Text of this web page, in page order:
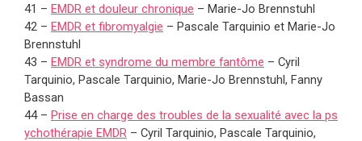
41 – EMDR et douleur chronique – Marie-Jo Brennstuhl
42 – EMDR et fibromyalgie – Pascale Tarquinio et Marie-Jo
Brennstuhl
43 – EMDR et syndrome du membre fantôme – Cyril
Tarquinio, Pascale Tarquinio, Marie-Jo Brennstuhl, Fanny
Bassan
44 – Prise en charge des troubles de la sexualité avec la ps
ychothérapie EMDR – Cyril Tarquinio, Pascale Tarquinio,